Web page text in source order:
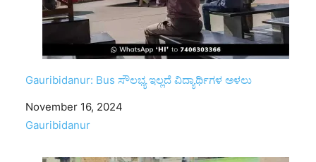
Gauribidanur: Bus ಸೌಲಭ್ಯ ಇಲ್ಲದೆ ವಿದ್ಯಾರ್ಥಿಗಳ ಅಳಲು
Date
November 16, 2024
In relation to
Gauribidanur